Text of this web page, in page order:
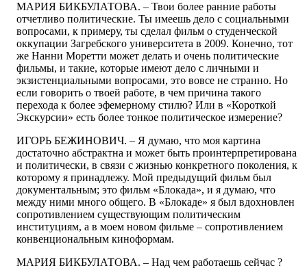
МАРИЯ БИКБУЛАТОВА. – Твои более ранние работы
отчетливо политические. Ты имеешь дело с социальными
вопросами, к примеру, ты сделал фильм о студенческой
оккупации Загребского университета в 2009. Конечно, тот
же Нанни Моретти может делать и очень политические
фильмы, и такие, которые имеют дело с личными и
экзистенциальными вопросами, это вовсе не странно. Но
если говорить о твоей работе, в чем причина такого
перехода к более эфемерному стилю? Или в «Короткой
Экскурсии» есть более тонкое политическое измерение?
ИГОРЬ БЕЖИНОВИЧ. – Я думаю, что моя картина
достаточно абстрактна и может быть проинтерпретирована
и политически, в связи с жизнью конкретного поколения, к
которому я принадлежу. Мой предыдущий фильм был
документальным; это фильм «Блокада», и я думаю, что
между ними много общего. В «Блокаде» я был вдохновлен
сопротивлением существующим политическим
институциям, а в моем новом фильме – сопротивлением
конвенциональным киноформам.
МАРИЯ БИКБУЛАТОВА. – Над чем работаешь сейчас ?